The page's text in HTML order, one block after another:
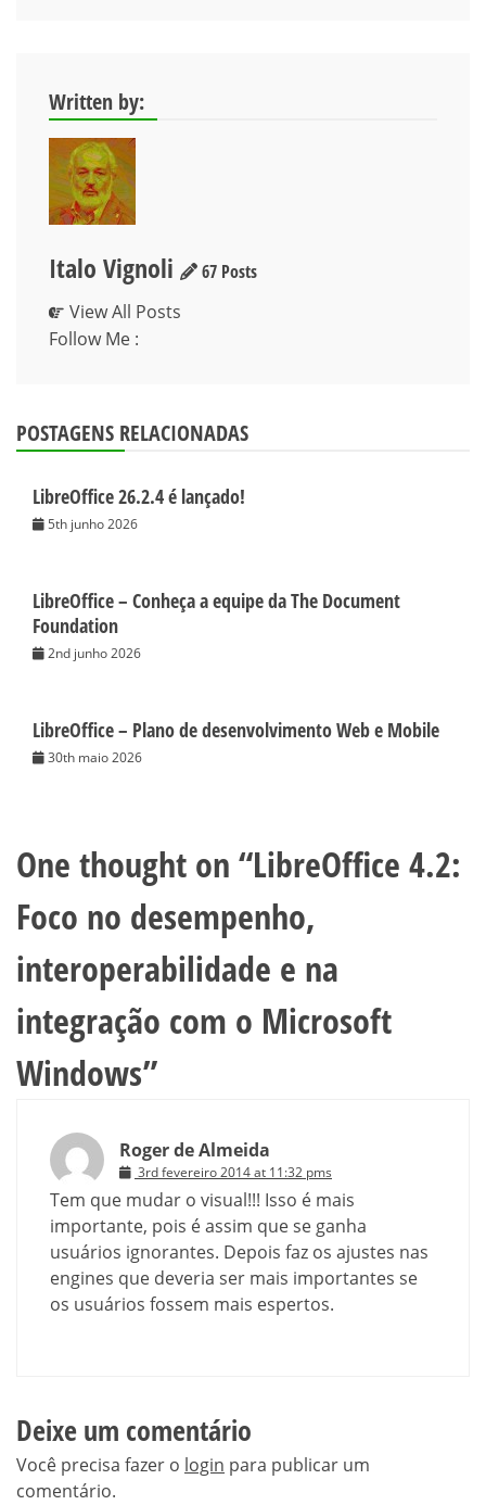
Written by:
Italo Vignoli
67 Posts
View All Posts
Follow Me :
POSTAGENS RELACIONADAS
LibreOffice 26.2.4 é lançado!
5th junho 2026
LibreOffice – Conheça a equipe da The Document
Foundation
2nd junho 2026
LibreOffice – Plano de desenvolvimento Web e Mobile
30th maio 2026
One thought on “LibreOffice 4.2:
Foco no desempenho,
interoperabilidade e na
integração com o Microsoft
Windows”
Roger de Almeida
3rd fevereiro 2014 at 11:32 pms
Tem que mudar o visual!!! Isso é mais
importante, pois é assim que se ganha
usuários ignorantes. Depois faz os ajustes nas
engines que deveria ser mais importantes se
os usuários fossem mais espertos.
Deixe um comentário
Você precisa fazer o login para publicar um
comentário.